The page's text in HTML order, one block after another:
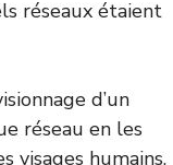
réseaux étaient
d’un
réseau en les
visages humains,